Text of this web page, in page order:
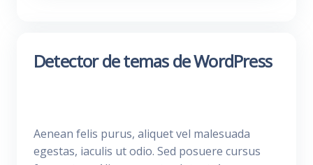
Detector de temas de WordPress
Aenean felis purus, aliquet vel malesuada
egestas, iaculis ut odio. Sed posuere cursus